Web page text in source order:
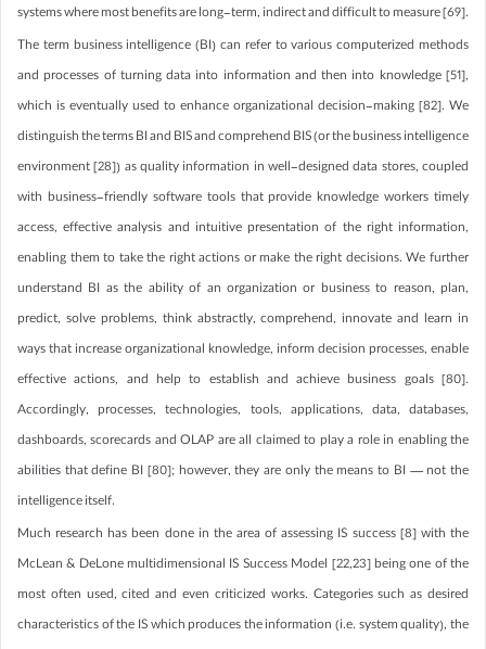
systems where most benefits are long-term, indirect and difficult to measure [69].
The term business intelligence (BI) can refer to various computerized methods
and processes of turning data into information and then into knowledge [51],
which is eventually used to enhance organizational decision-making [82]. We
distinguish the terms BI and BIS and comprehend BIS (or the business intelligence
environment [28]) as quality information in well-designed data stores, coupled
with business-friendly software tools that provide knowledge workers timely
access, effective analysis and intuitive presentation of the right information,
enabling them to take the right actions or make the right decisions. We further
understand BI as the ability of an organization or business to reason, plan,
predict, solve problems, think abstractly, comprehend, innovate and learn in
ways that increase organizational knowledge, inform decision processes, enable
effective actions, and help to establish and achieve business goals [80].
Accordingly, processes, technologies, tools, applications, data, databases,
dashboards, scorecards and OLAP are all claimed to play a role in enabling the
abilities that define BI [80]; however, they are only the means to BI — not the
intelligence itself.
Much research has been done in the area of assessing IS success [8] with the
McLean & DeLone multidimensional IS Success Model [22,23] being one of the
most often used, cited and even criticized works. Categories such as desired
characteristics of the IS which produces the information (i.e. system quality), the